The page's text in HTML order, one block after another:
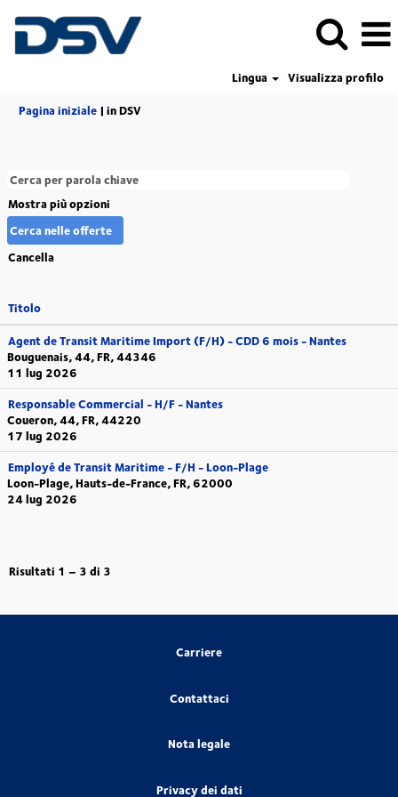
Lingua
Visualizza profilo
Pagina iniziale | in DSV(pagina
Mostra più opzioni
Cancella
Titolo
Agent de Transit Maritime Import (F/H) - CDD 6 mois - Nantes
Bouguenais, 44, FR, 44346
11 lug 2026
Responsable Commercial - H/F - Nantes
Coueron, 44, FR, 44220
17 lug 2026
Employé de Transit Maritime - F/H - Loon-Plage
Loon-Plage, Hauts-de-France, FR, 62000
24 lug 2026
Risultati 1 – 3 di 3
Carriere
Contattaci
Nota legale
Privacy dei dati